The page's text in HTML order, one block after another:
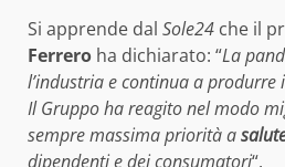
Si apprende dal Sole24 che il
Ferrero ha dichiarato: “La
l’industria e continua a
Il Gruppo ha reagito nel modo
sempre massima priorità a
dipendenti e dei consumatori“.